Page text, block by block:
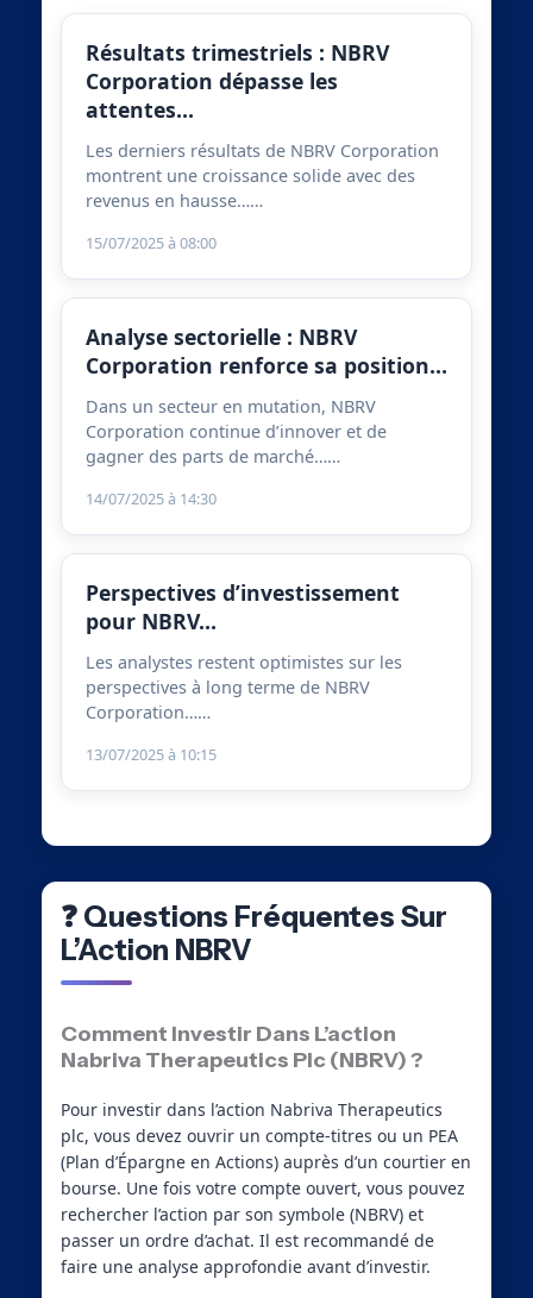
Résultats trimestriels : NBRV
Corporation dépasse les
attentes…
Les derniers résultats de NBRV Corporation
montrent une croissance solide avec des
revenus en hausse……
15/07/2025 à 08:00
Analyse sectorielle : NBRV
Corporation renforce sa position…
Dans un secteur en mutation, NBRV
Corporation continue d’innover et de
gagner des parts de marché……
14/07/2025 à 14:30
Perspectives d’investissement
pour NBRV…
Les analystes restent optimistes sur les
perspectives à long terme de NBRV
Corporation……
13/07/2025 à 10:15
❓ Questions Fréquentes Sur
L’Action NBRV
Comment Investir Dans L’action
Nabriva Therapeutics Plc (NBRV) ?
Pour investir dans l’action Nabriva Therapeutics
plc, vous devez ouvrir un compte-titres ou un PEA
(Plan d’Épargne en Actions) auprès d’un courtier en
bourse. Une fois votre compte ouvert, vous pouvez
rechercher l’action par son symbole (NBRV) et
passer un ordre d’achat. Il est recommandé de
faire une analyse approfondie avant d’investir.